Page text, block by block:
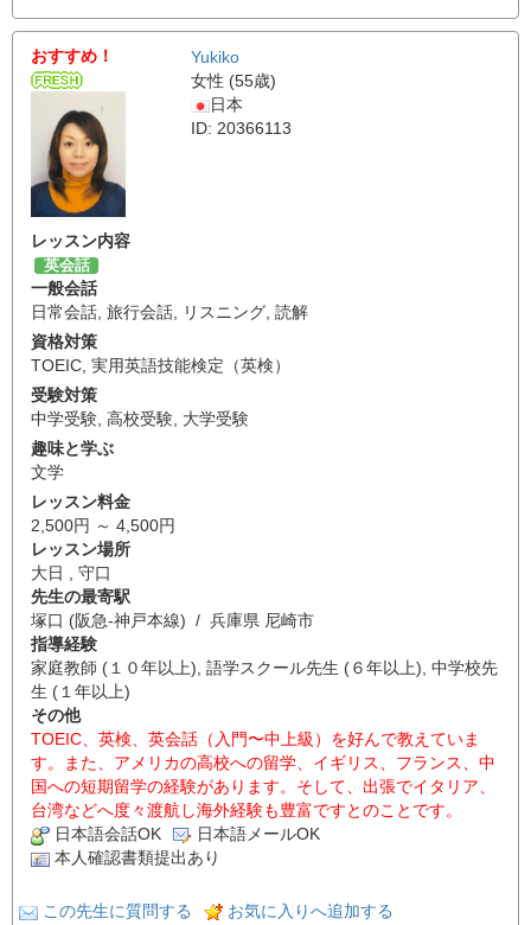
おすすめ！
Yukiko
女性 (55歳)
日本
ID: 20366113
レッスン内容
英会話
一般会話
日常会話, 旅行会話, リスニング, 読解
資格対策
TOEIC, 実用英語技能検定（英検）
受験対策
中学受験, 高校受験, 大学受験
趣味と学ぶ
文学
レッスン料金
2,500円 ～ 4,500円
レッスン場所
大日 , 守口
先生の最寄駅
塚口 (阪急-神戸本線) / 兵庫県 尼崎市
指導経験
家庭教師 (１０年以上), 語学スクール先生 (６年以上), 中学校先
生 (１年以上)
その他
TOEIC、英検、英会話（入門〜中上級）を好んで教えていま
す。また、アメリカの高校への留学、イギリス、フランス、中
国への短期留学の経験があります。そして、出張でイタリア、
台湾などへ度々渡航し海外経験も豊富ですとのことです。
日本語会話OK
日本語メールOK
本人確認書類提出あり
この先生に質問する
お気に入りへ追加する